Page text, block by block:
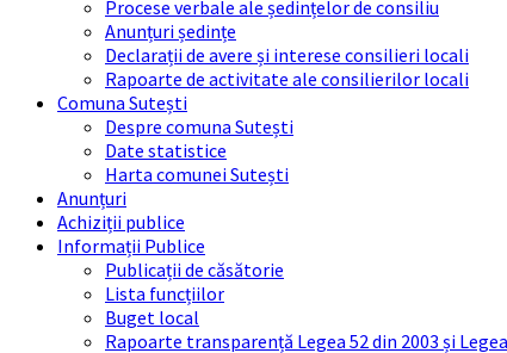
Procese verbale ale ședințelor de consiliu
Anunțuri ședințe
Declarații de avere și interese consilieri locali
Rapoarte de activitate ale consilierilor locali
Comuna Sutești
Despre comuna Sutești
Date statistice
Harta comunei Sutești
Anunțuri
Achiziții publice
Informații Publice
Publicații de căsătorie
Lista funcțiilor
Buget local
Rapoarte transparență Legea 52 din 2003 și